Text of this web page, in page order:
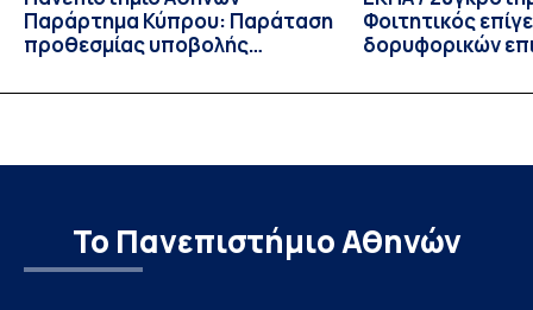
Παράρτημα Κύπρου: Παράταση
προθεσμίας υποβολής
υποψηφίων
Φοιτητικός
δορυφορικών
Το Πανεπιστήμιο Αθηνών